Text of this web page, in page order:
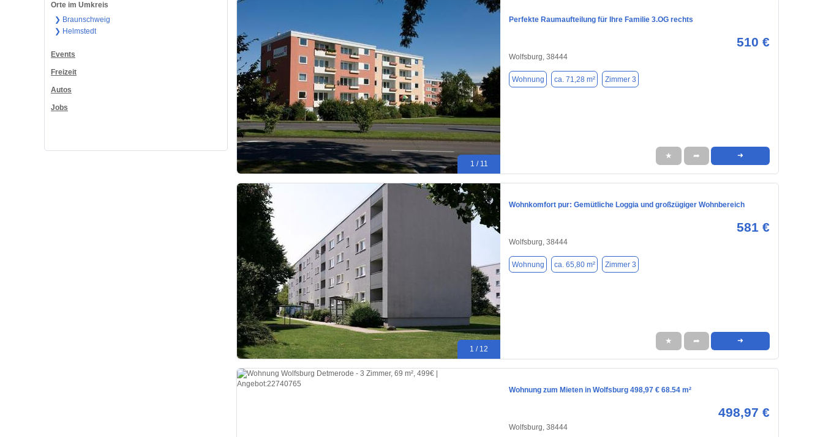
Orte im Umkreis
❯ Braunschweig
❯ Helmstedt
Events
Freizeit
Autos
Jobs
1 / 11
Perfekte Raumaufteilung für Ihre Familie 3.OG rechts
510 €
Wolfsburg, 38444
Wohnung ca. 71,28 m² Zimmer 3
★ ➦ ➜
1 / 12
Wohnkomfort pur: Gemütliche Loggia und großzügiger Wohnbereich
581 €
Wolfsburg, 38444
Wohnung ca. 65,80 m² Zimmer 3
★ ➦ ➜
Wohnung zum Mieten in Wolfsburg 498,97 € 68.54 m²
498,97 €
Wolfsburg, 38444